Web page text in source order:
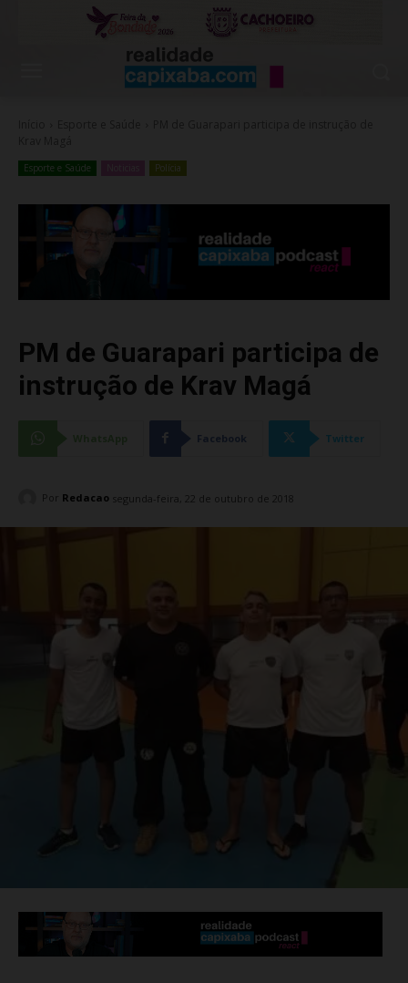
Esporte e Saúde Polícia
PM de Guarapari participa de
instrução de Krav Magá
Facebook Twitter
Por Redacao segunda-feira, 22 de outubro de 2018